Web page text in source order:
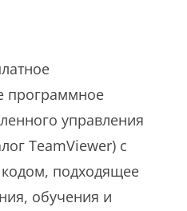
программное
управления
TeamViewer) с
подходящее
обучения и